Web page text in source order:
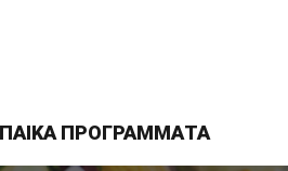
ΠΡΟΓΡΑΜΜΑΤΑ